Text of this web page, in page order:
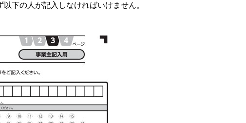
下の人が記入しなければいけません。